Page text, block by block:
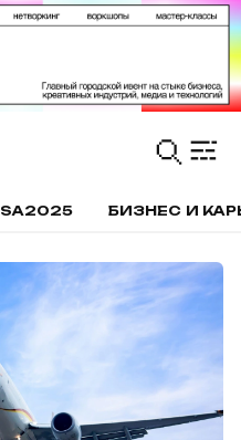
SA2025 БИЗНЕС И